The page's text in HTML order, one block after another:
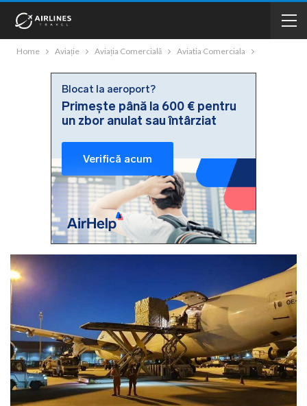
Home Aviație Aviația Comercială Aviatia Comerciala